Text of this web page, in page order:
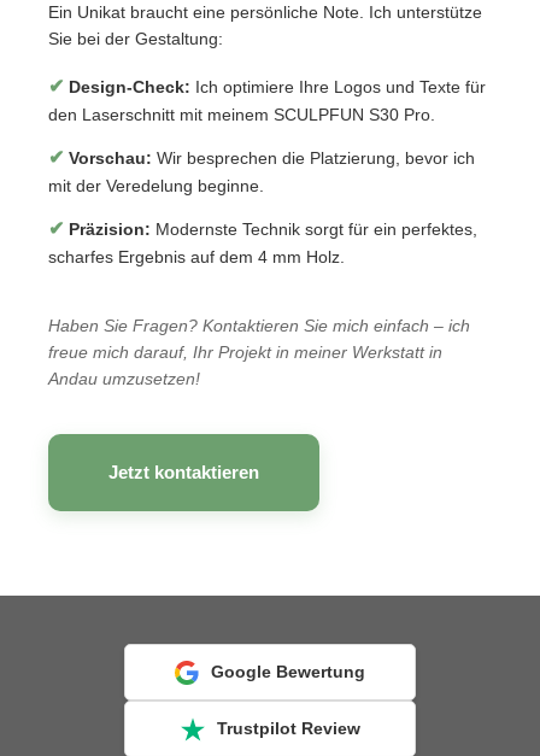
Ein Unikat braucht eine persönliche Note. Ich unterstütze
Sie bei der Gestaltung:
✔ Design-Check: Ich optimiere Ihre Logos und Texte für
den Laserschnitt mit meinem SCULPFUN S30 Pro.
✔ Vorschau: Wir besprechen die Platzierung, bevor ich
mit der Veredelung beginne.
✔ Präzision: Modernste Technik sorgt für ein perfektes,
scharfes Ergebnis auf dem 4 mm Holz.
Haben Sie Fragen? Kontaktieren Sie mich einfach – ich
freue mich darauf, Ihr Projekt in meiner Werkstatt in
Andau umzusetzen!
Jetzt kontaktieren
Google Bewertung
Trustpilot Review